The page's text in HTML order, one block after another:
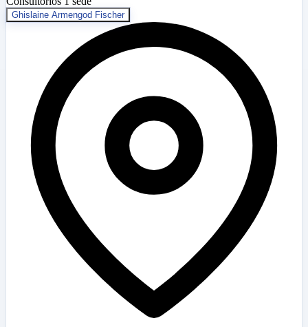
Ghislaine Armengod Fischer